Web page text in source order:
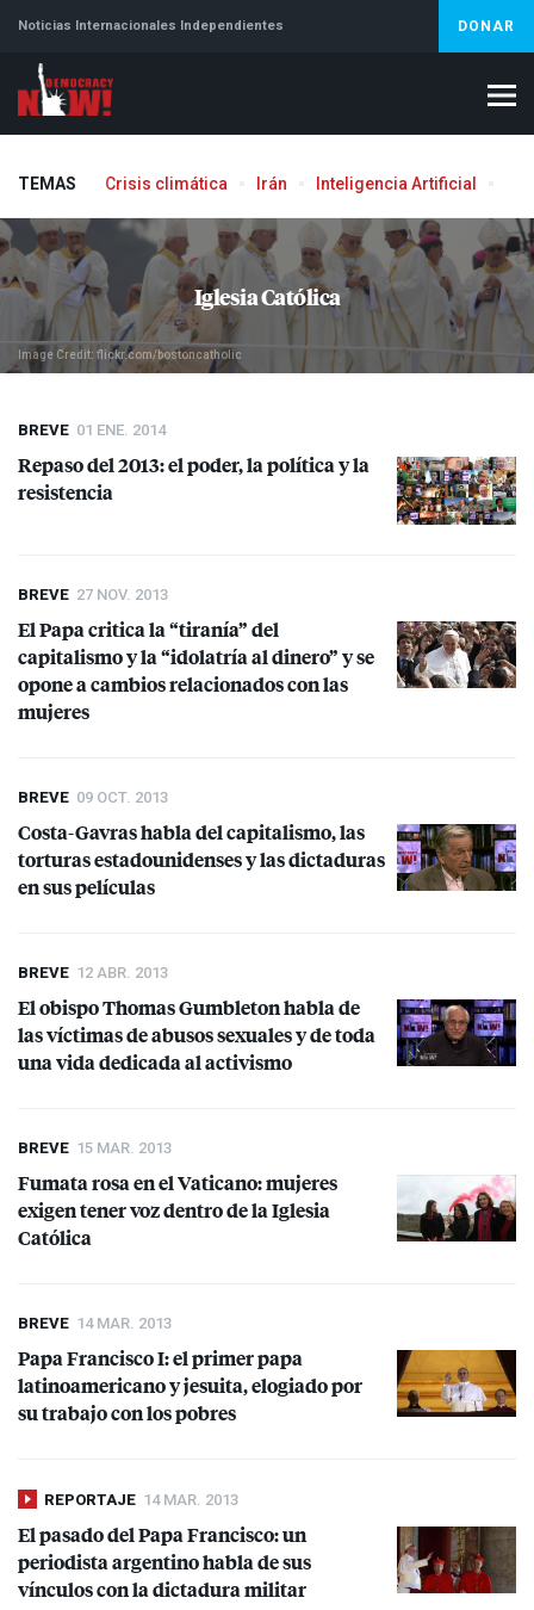
Noticias Internacionales Independientes DONAR
TEMAS Crisis climática Irán Inteligencia Artificial
Iglesia Católica
Image Credit: flickr.com/bostoncatholic
BREVE 01 ENE. 2014
Repaso del 2013: el poder, la política y la
resistencia
BREVE 27 NOV. 2013
El Papa critica la “tiranía” del
capitalismo y la “idolatría al dinero” y se
opone a cambios relacionados con las
mujeres
BREVE 09 OCT. 2013
Costa-Gavras habla del capitalismo, las
torturas estadounidenses y las dictaduras
en sus películas
BREVE 12 ABR. 2013
El obispo Thomas Gumbleton habla de
las víctimas de abusos sexuales y de toda
una vida dedicada al activismo
BREVE 15 MAR. 2013
Fumata rosa en el Vaticano: mujeres
exigen tener voz dentro de la Iglesia
Católica
BREVE 14 MAR. 2013
Papa Francisco I: el primer papa
latinoamericano y jesuita, elogiado por
su trabajo con los pobres
REPORTAJE 14 MAR. 2013
El pasado del Papa Francisco: un
periodista argentino habla de sus
vínculos con la dictadura militar